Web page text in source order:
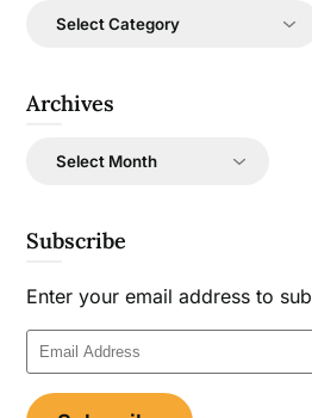
Categories
Archives
Archives
Subscribe
Enter your email address to
Email
Address